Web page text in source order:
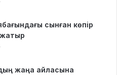
сынған көпір
жаңа айласына